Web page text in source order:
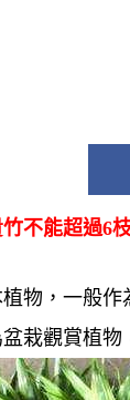
不能超過6
物，一般
栽觀賞植